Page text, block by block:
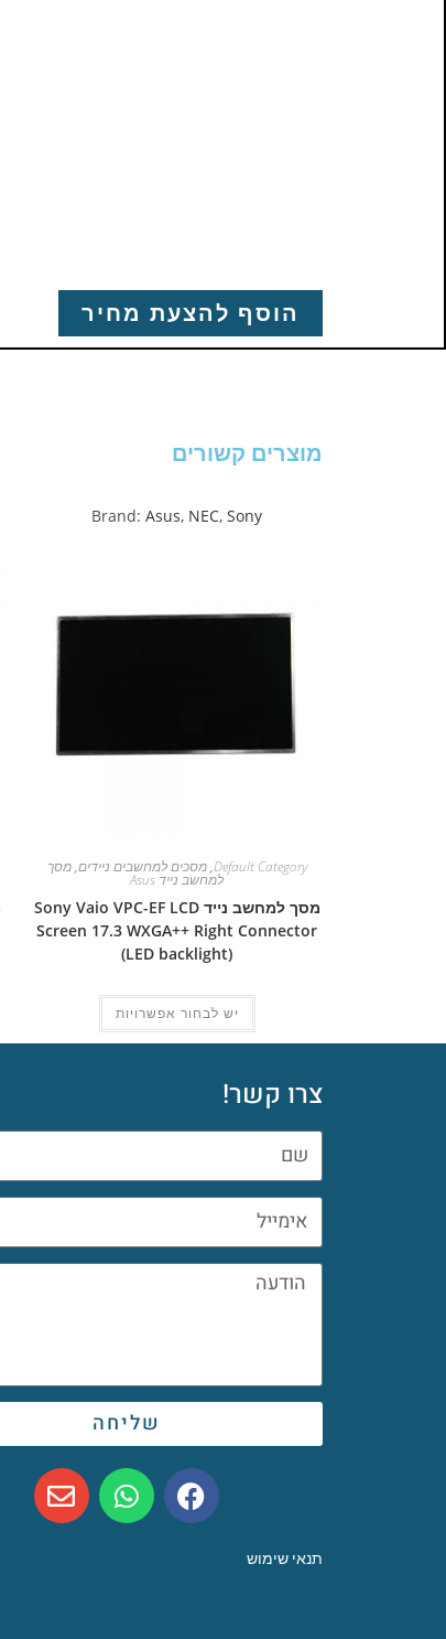
הוסף להצעת מחיר
מוצרים קשורים
Brand: Asus, NEC, Sony
Default Category
,מסכים למחשבים ניידים,מסך
למחשב נייד Asus
מסך למחשב נייד Sony Vaio VPC-EF LCD
Screen 17.3 WXGA++ Right Connector
(LED backlight)
יש לבחור אפשרויות
צרו קשר!
שליחה
תנאי שימוש